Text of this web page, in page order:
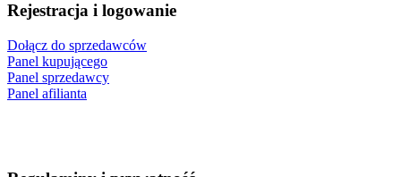
Rejestracja i logowanie
Dołącz do sprzedawców
Panel kupującego
Panel sprzedawcy
Panel afilianta